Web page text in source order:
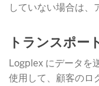
していない場合は、
トランスポー
Logplex にデータを
使用して、顧客のロ